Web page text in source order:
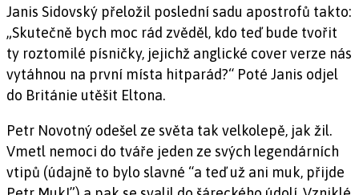
Janis Sidovský přeložil poslední sadu apostrofů takto:
„Skutečně bych moc rád zvěděl, kdo teď bude tvořit
ty roztomilé písničky, jejichž anglické cover verze nás
vytáhnou na první místa hitparád?“ Poté Janis odjel
do Británie utěšit Eltona.
Petr Novotný odešel ze světa tak velkolepě, jak žil.
Vmetl nemoci do tváře jeden ze svých legendárních
vtipů (údajně to bylo slavné “a teď už ani muk, přijde